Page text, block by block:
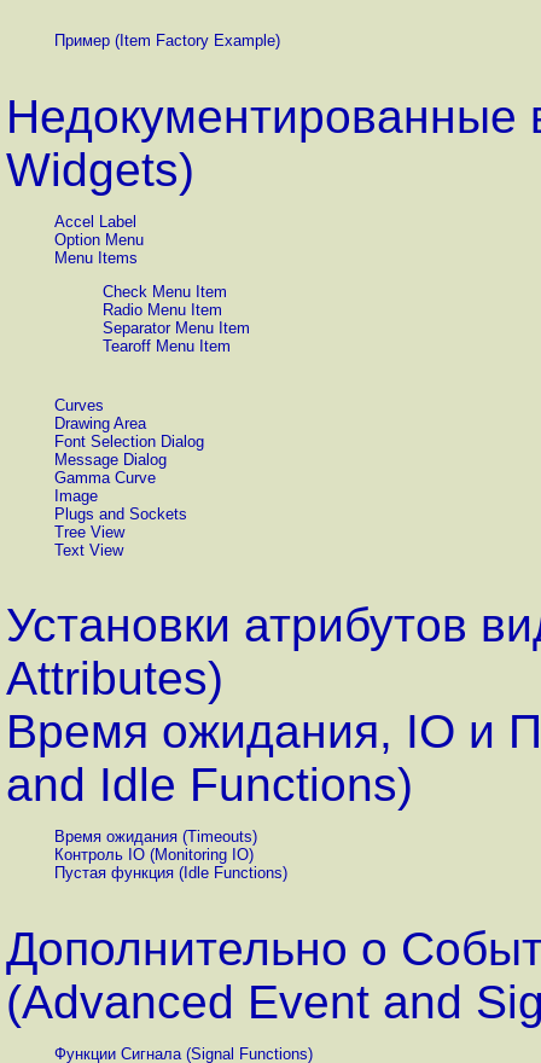
Пример (Item Factory Example)
Недокументированные
Widgets)
Accel Label
Option Menu
Menu Items
Check Menu Item
Radio Menu Item
Separator Menu Item
Tearoff Menu Item
Curves
Drawing Area
Font Selection Dialog
Message Dialog
Gamma Curve
Image
Plugs and Sockets
Tree View
Text View
Установки атрибутов
Attributes)
Время ожидания, IO и
and Idle Functions)
Время ожидания (Timeouts)
Контроль IO (Monitoring IO)
Пустая функция (Idle Functions)
Дополнительно о
(Advanced Event and
Функции Сигнала (Signal Functions)